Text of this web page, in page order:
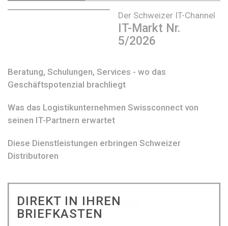
Der Schweizer IT-Channel
IT-Markt Nr.
5/2026
Beratung, Schulungen, Services - wo das
Geschäftspotenzial brachliegt
Was das Logistikunternehmen Swissconnect von
seinen IT-Partnern erwartet
Diese Dienstleistungen erbringen Schweizer
Distributoren
DIREKT IN IHREN
BRIEFKASTEN